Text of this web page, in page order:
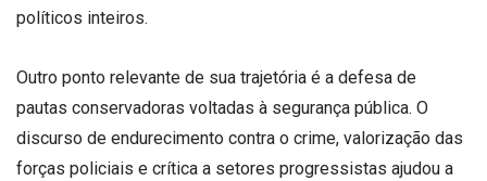
políticos inteiros.
Outro ponto relevante de sua trajetória é a defesa de
pautas conservadoras voltadas à segurança pública. O
discurso de endurecimento contra o crime, valorização das
forças policiais e crítica a setores progressistas ajudou a